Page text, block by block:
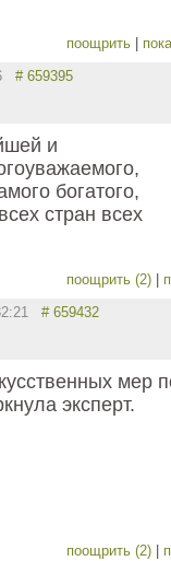
поощрить
# 659395
и
богатого,
стран всех
поощрить (2)
# 659432
мер
эксперт.
поощрить (2)